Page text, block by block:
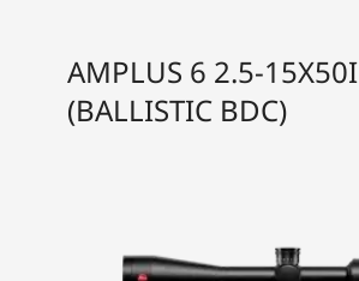
AMPLUS 6 2.5-15X50I
(BALLISTIC BDC)